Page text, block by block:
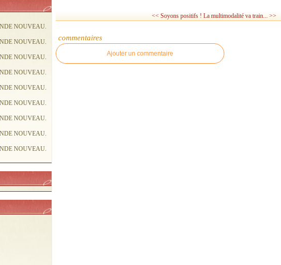
NOUVEAU.
NOUVEAU.
NOUVEAU.
NOUVEAU.
NOUVEAU.
NOUVEAU.
NOUVEAU.
NOUVEAU.
NOUVEAU.
<< Soyons positifs ! La multimodalité va train... >>
commentaires
Ajouter un commentaire